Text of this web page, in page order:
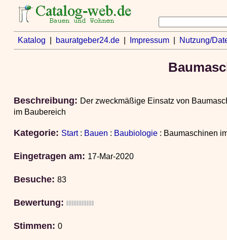
Katalog bauratgeber24.de| Impressum| Nutzung/
Beschreibung: Der zweckmäßige Einsatz von
im Baubereich
Kategorie: Start: Bauen : Baubiologie: Baumaschinen
Eingetragen am: 17-Mar-2020
Besuche: 83
Bewertung:
Stimmen: 0